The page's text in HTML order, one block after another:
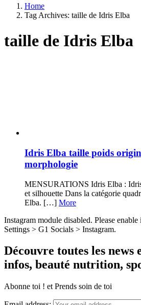
Home
Tag Archives: taille de Idris Elba
taille de Idris Elba
Idris Elba taille poids
morphologie
MENSURATIONS Idris Elba :
et silhouette Dans la catégorie
Elba. […] More
Instagram module disabled. Please
Settings > G1 Socials > Instagram.
Découvre toutes les news
infos, beauté nutrition,
Abonne toi ! et Prends soin de toi